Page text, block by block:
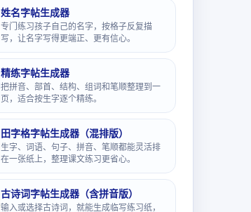
姓名字帖生成器
专门练习孩子自己的名字，按格子反复描
写，让名字写得更端正、更有信心。
精练字帖生成器
把拼音、部首、结构、组词和笔顺整理到一
页，适合按生字逐个精练。
田字格字帖生成器（混排版）
生字、词语、句子、拼音、笔顺都能灵活排
在一张纸上，整理课文练习更省心。
古诗词字帖生成器（含拼音版）
输入或选择古诗词，就能生成临写练习纸，